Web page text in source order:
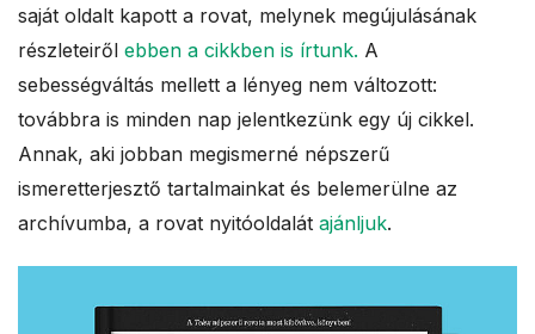
saját oldalt kapott a rovat, melynek megújulásának
részleteiről ebben a cikkben is írtunk. A
sebességváltás mellett a lényeg nem változott:
továbbra is minden nap jelentkezünk egy új cikkel.
Annak, aki jobban megismerné népszerű
ismeretterjesztő tartalmainkat és belemerülne az
archívumba, a rovat nyitóoldalát ajánljuk.